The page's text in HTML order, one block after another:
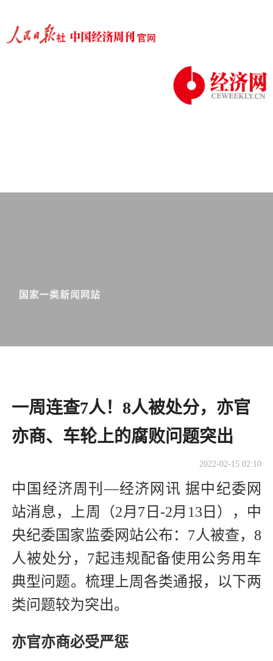
一周连查7人！8人被处分，亦官
亦商、车轮上的腐败问题突出
2022-02-15 02:10
中国经济周刊—经济网讯 据中纪委网
站消息，上周（2月7日-2月13日），中
央纪委国家监委网站公布：7人被查，8
人被处分，7起违规配备使用公务用车
典型问题。梳理上周各类通报，以下两
类问题较为突出。
亦官亦商必受严惩